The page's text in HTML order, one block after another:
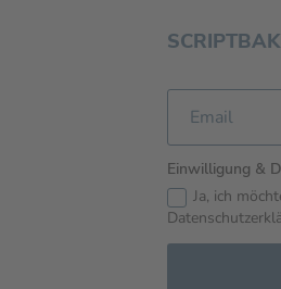
Einwilligung &
Ja, ich